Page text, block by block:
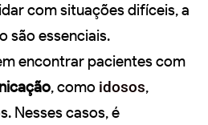
com situações difíceis, a
são essenciais.
encontrar pacientes com
, como idosos,
Nesses casos, é